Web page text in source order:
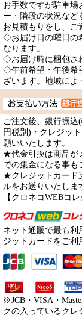
お手数ですが駐車場
ー・階段の状況など
お見積もりをし、ご
◇お届け日の曜日の
なります。
◇お届け時に梱包さ
◇午前希望・午後希
ざいます。地域によ
ご注文後、銀行振込
円税別)・クレジッ
願いいたします。
★代金引換は商品が
での集金になる事も
★クレジットカード
ルをお送りいたしま
【クロネコWEBコ
ネット通販で最も利
ジットカードをご利
※JCB・VISA・
クの入っているクレ